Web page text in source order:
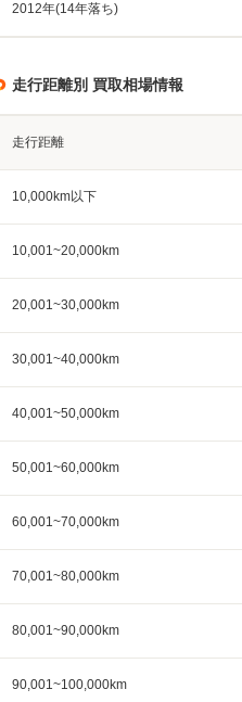
2012年(14年落ち)
走行距離別 買取相場情報
走行距離
10,000km以下
10,001~20,000km
20,001~30,000km
30,001~40,000km
40,001~50,000km
50,001~60,000km
60,001~70,000km
70,001~80,000km
80,001~90,000km
90,001~100,000km